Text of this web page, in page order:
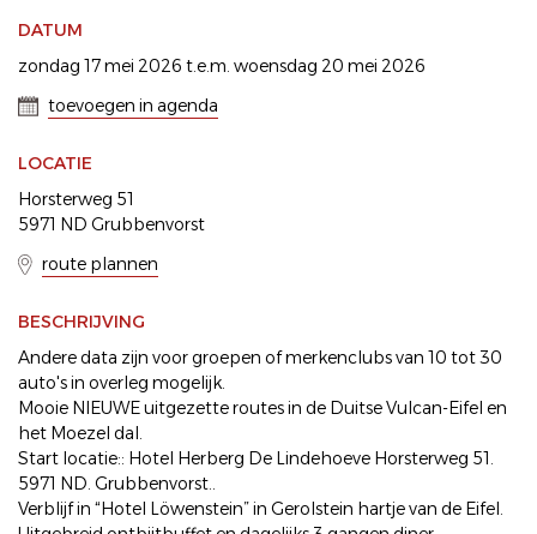
DATUM
zondag 17 mei 2026 t.e.m. woensdag 20 mei 2026
toevoegen in agenda
LOCATIE
Horsterweg 51
5971 ND Grubbenvorst
route plannen
BESCHRIJVING
Andere data zijn voor groepen of merkenclubs van 10 tot 30
auto's in overleg mogelijk.
Mooie NIEUWE uitgezette routes in de Duitse Vulcan-Eifel en
het Moezel dal.
Start locatie:: Hotel Herberg De Lindehoeve Horsterweg 51.
5971 ND. Grubbenvorst..
Verblijf in “Hotel Löwenstein” in Gerolstein hartje van de Eifel.